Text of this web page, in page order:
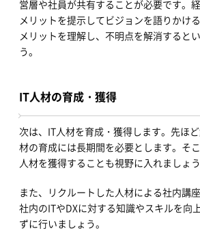
営層や社員が共有することが必要です。
メリットを提示してビジョンを語りかけ
メリットを理解し、不明点を解消すると
う。
IT人材の育成・獲得
次は、IT人材を育成・獲得します。先ほ
材の育成には長期間を必要とします。そ
人材を獲得することも視野に入れましょう
また、リクルートした人材による社内講
社内のITやDXに対する知識やスキルを向
ずに行いましょう。